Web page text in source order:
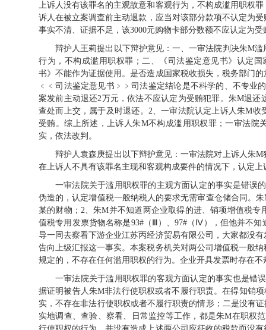
上诉人没有该罪名的主观故意和客观行为，不构成滥用职权
诉人在被立案调查前主动退款，应当对该部分款项不认定为
事实不清、证据不足，该3000元购物卡部分数额不应认定为
辩护人王莉提出以下辩护意见：一、一审法院判决朱M
行为，不构成滥用职权罪；二、《司法鉴定意见书》认定
书》不能作为证据使用。是否造成国家税收损失，税务部门
﹤﹤司法鉴定意见书﹥﹥司法鉴定结论是不科学的、不专业
案发前主动退还2万元，依法不应认定为受贿犯罪。朱M退
查处而上交，属于及时退还。2、一审法院认定上诉人朱M
受贿。综上所述，上诉人朱M不构成滥用职权罪；一审法
实，依法改判。
辩护人袁森庚提出以下辩护意见：一审法院对上诉人朱
在上诉人不具有该罪名主现和客观构成要件的情况下，认定
一审法院关于滥用职权罪的主观方面认定的事实是错误
伪造的，认定增值税一般纳税人的要求无需审查仓储合同。
某的财物；2、朱M并不知道两企业取得的进、销项增值税
值税专用发票货物名称是93#（Ⅲ）、97#（Ⅳ），但他并不
导一同去察看下游企业江苏丙经济贸易有限公司，大家都没
告向上级汇报这一事实。本案税务机关对两公司增值税一般
规定的，不存在任何滥用职权的行为。企业开具发票时存在
一审法院关于滥用职权罪的客观方面认定的事实也是错
据证明被告人朱M非法行使职权或者不履行职责。在得知销
实，不存在非法行使职权或者不履行职责的情形；二是没有
实地调查、查验、察看、日常监控等工作，都是朱M在职权